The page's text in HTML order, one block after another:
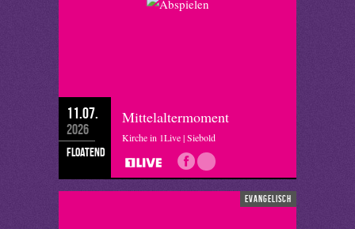
11.07.
2026
floatend
Mittelaltermoment
Kirche in 1Live | Siebold
evangelisch